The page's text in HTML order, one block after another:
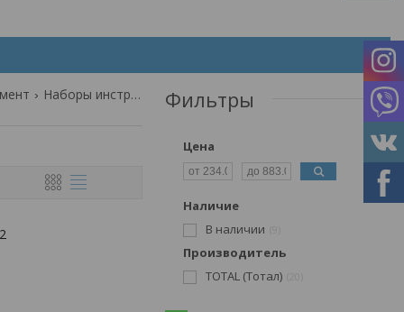
Наборы инструментов Фильтры
Цена
Наличие
В наличии
Производитель
TOTAL (Тотал)